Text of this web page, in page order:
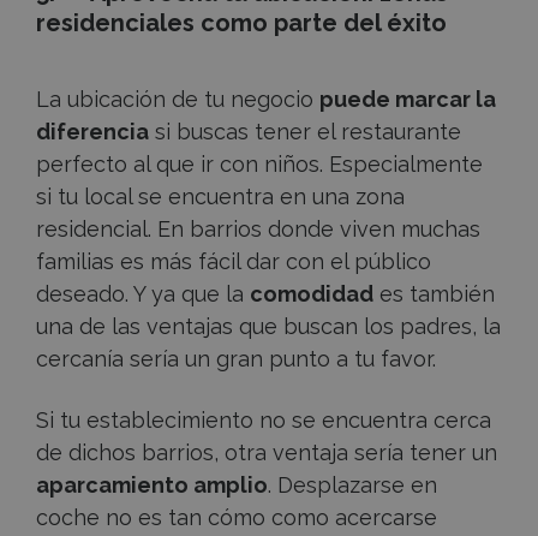
residenciales como parte del éxito
La ubicación de tu negocio puede marcar la
diferencia si buscas tener el restaurante
perfecto al que ir con niños. Especialmente
si tu local se encuentra en una zona
residencial. En barrios donde viven muchas
familias es más fácil dar con el público
deseado. Y ya que la comodidad es también
una de las ventajas que buscan los padres, la
cercanía sería un gran punto a tu favor.
Si tu establecimiento no se encuentra cerca
de dichos barrios, otra ventaja sería tener un
aparcamiento amplio. Desplazarse en
coche no es tan cómo como acercarse